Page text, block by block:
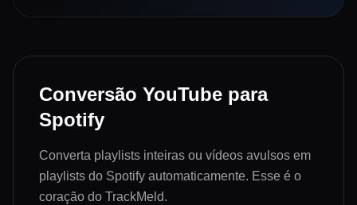
Conversão YouTube para
Spotify
Converta playlists inteiras ou vídeos avulsos em
playlists do Spotify automaticamente. Esse é o
coração do TrackMeld.